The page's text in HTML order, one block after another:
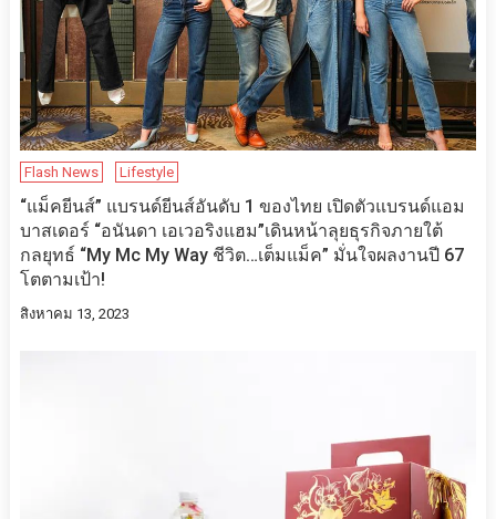
Flash News Lifestyle
“แม็คยีนส์” แบรนด์ยีนส์อันดับ 1 ของไทย เปิดตัวแบรนด์แอม
บาสเดอร์ “อนันดา เอเวอริงแฮม”เดินหน้าลุยธุรกิจภายใต้
กลยุทธ์ “My Mc My Way ชีวิต…เต็มแม็ค” มั่นใจผลงานปี 67
โตตามเป้า!
สิงหาคม 13, 2023